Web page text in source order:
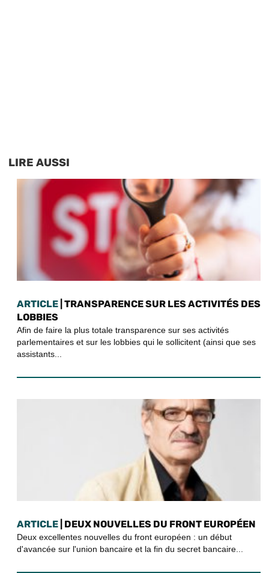
LIRE AUSSI
ARTICLE | TRANSPARENCE SUR LES ACTIVITÉS DES
LOBBIES
Afin de faire la plus totale transparence sur ses activités
parlementaires et sur les lobbies qui le sollicitent (ainsi que ses
assistants...
ARTICLE | DEUX NOUVELLES DU FRONT EUROPÉEN
Deux excellentes nouvelles du front européen : un début
d'avancée sur l'union bancaire et la fin du secret bancaire...